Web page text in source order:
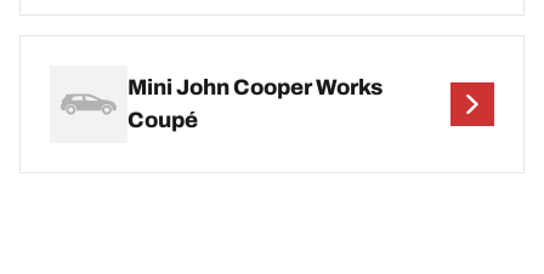
Mini John Cooper Works
Coupé